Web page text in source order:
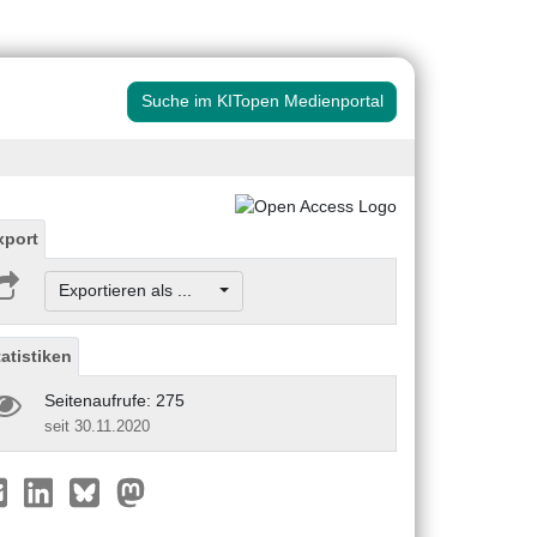
Suche im KITopen Medienportal
Exportieren als ...
Seitenaufrufe: 275
seit 30.11.2020